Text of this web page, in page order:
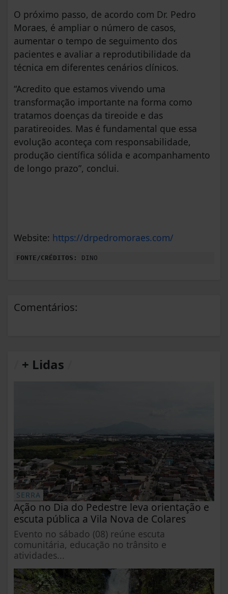
O próximo passo, de acordo com Dr. Pedro
Moraes, é ampliar o número de casos,
aumentar o tempo de seguimento dos
pacientes e avaliar a reprodutibilidade da
técnica em diferentes cenários clínicos.
“Acredito que estamos vivendo uma
transformação importante na forma como
tratamos doenças da tireoide e das
paratireoides. Mas é fundamental que essa
evolução aconteça com responsabilidade,
produção científica sólida e acompanhamento
de longo prazo”, conclui.
Website: https://drpedromoraes.com/
FONTE/CRÉDITOS: DINO
Comentários:
+ Lidas
SERRA
Ação no Dia do Pedestre leva orientação e
escuta pública a Vila Nova de Colares
Evento no sábado (08) reúne escuta
comunitária, educação no trânsito e
atividades...